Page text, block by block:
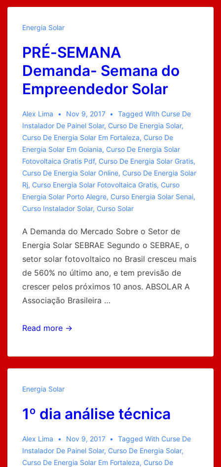
Energia Solar
PRÉ-SEMANA
Demanda- Semana do
Empreendedor Solar
Alex Lima Nov 9, 2017 Tagged With Curse De
Instalador De Painel Solar, Curso De Energia Solar,
Curso De Energia Solar Em Fortaleza, Curso De
Energia Solar Em Goiania, Curso De Energia Solar
Fotovoltaica Gratis Pdf, Curso De Energia Solar Gratis,
Curso De Energia Solar Online, Curso De Energia Solar
Rj, Curso Energia Solar Fotovoltaica Gratis, Curso
Energia Solar Porto Alegre, Curso Energia Solar Senai,
Curso Instalador Solar, Curso Solar
A Demanda do Mercado Sobre o Setor de
Energia Solar SEBRAE Segundo o SEBRAE, o
setor solar fotovoltaico no Brasil cresceu mais
de 560% no último ano, e tem previsão de
crescer pelos próximos 10 anos. ABSOLAR A
Associação Brasileira …
PRÉ-
Demanda-
Semana
Solar
Read more →
Energia Solar
1º dia análise técnica
Alex Lima Nov 9, 2017 Tagged With Curse De
Instalador De Painel Solar, Curso De Energia Solar,
Curso De Energia Solar Em Fortaleza, Curso De